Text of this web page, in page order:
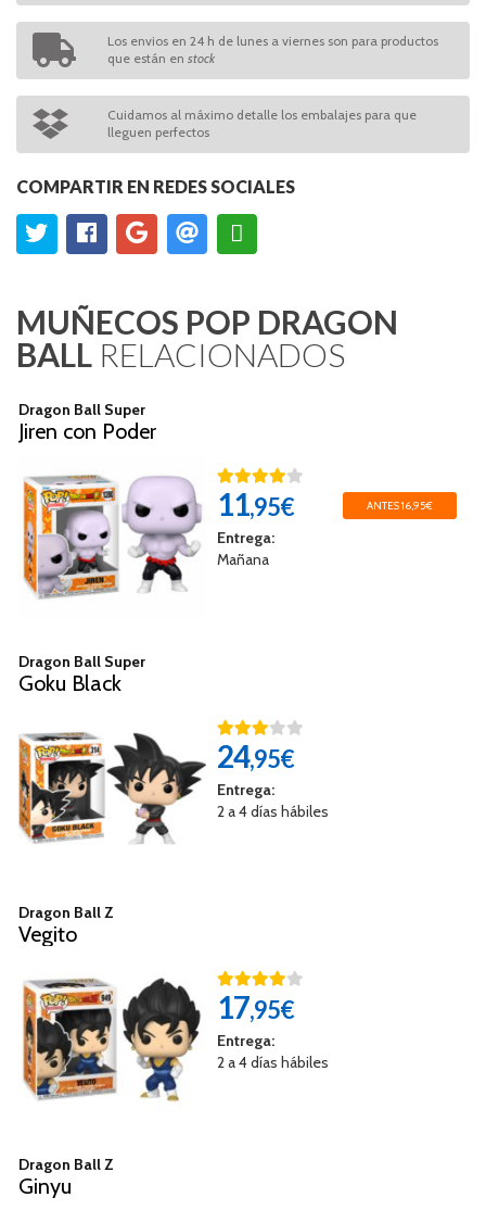
Los envios en 24 h de lunes a viernes son para productos
que están en stock
Cuidamos al máximo detalle los embalajes para que
lleguen perfectos
COMPARTIR EN REDES SOCIALES
MUÑECOS POP DRAGON
BALL RELACIONADOS
Dragon Ball Super
Jiren con Poder
11,95€ ANTES 16,95€
Entrega:
Mañana
Dragon Ball Super
Goku Black
24,95€
Entrega:
2 a 4 días hábiles
Dragon Ball Z
Vegito
17,95€
Entrega:
2 a 4 días hábiles
Dragon Ball Z
Ginyu